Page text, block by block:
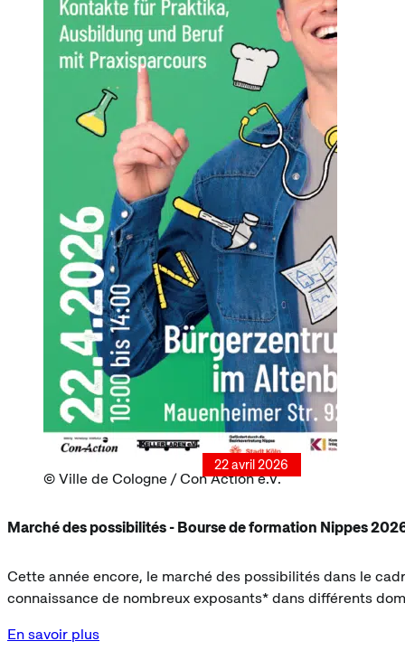
Marché des possibilités - Bourse de formation Nippes
Cette année encore, le marché des possibilités dans le
connaissance de nombreux exposants* dans différents
En savoir plus
Ville de Cologne / Con Action e.V.
22 avril 2026